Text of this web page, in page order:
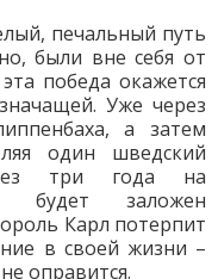
печальный путь
были вне себя от
победа окажется
Уже через
а затем
один шведский
три года на
будет заложен
Карл потерпит
в своей жизни –
оправится.